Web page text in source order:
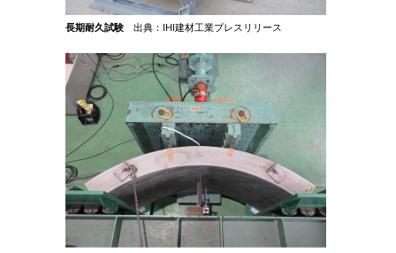
長期耐久試験 出典：IHI建材工業プレスリリース